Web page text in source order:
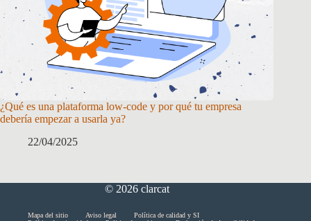
¿Qué es una plataforma low-code y por qué tu empresa
debería empezar a usarla ya?
22/04/2025
© 2026 clarcat
Mapa del sitio Aviso legal
Política de calidad y SI